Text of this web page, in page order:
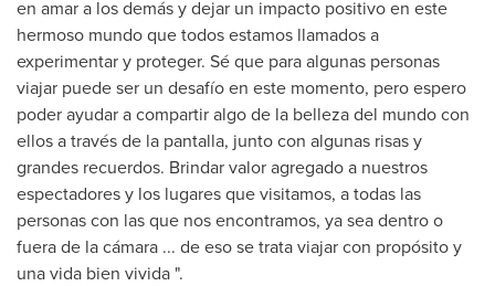
en amar a los demás y dejar un impacto positivo en este
hermoso mundo que todos estamos llamados a
experimentar y proteger. Sé que para algunas personas
viajar puede ser un desafío en este momento, pero espero
poder ayudar a compartir algo de la belleza del mundo con
ellos a través de la pantalla, junto con algunas risas y
grandes recuerdos. Brindar valor agregado a nuestros
espectadores y los lugares que visitamos, a todas las
personas con las que nos encontramos, ya sea dentro o
fuera de la cámara ... de eso se trata viajar con propósito y
una vida bien vivida ".